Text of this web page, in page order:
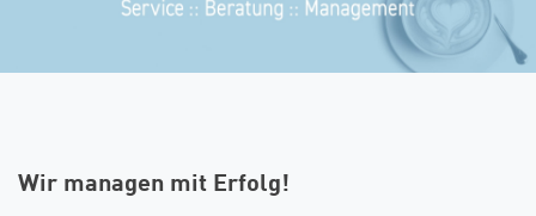
Wir managen mit Erfolg!